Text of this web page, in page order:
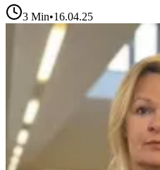
3 Min•16.04.25